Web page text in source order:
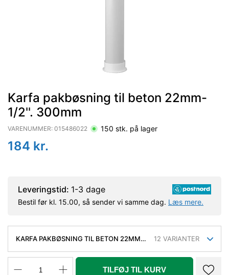
Karfa pakbøsning til beton 22mm-
1/2''. 300mm
VARENUMMER: 015486022 150 stk. på lager
184 kr.
Leveringstid: 1-3 dage
Bestil før kl. 15.00, så sender vi samme dag. Læs mere.
KARFA PAKBØSNING TIL BETON 22MM-
12 VARIANTER
TILFØJ TIL KURV